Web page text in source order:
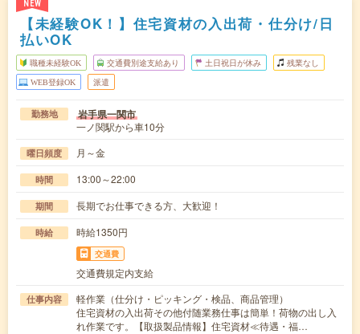
NEW
【未経験OK！】住宅資材の入出荷・仕分け/日
払いOK
職種未経験OK 交通費別途支給あり 土日祝日が休み 残業なし
WEB登録OK 派遣
勤務地 岩手県一関市
一ノ関駅から車10分
曜日頻度 月～金
時間 13:00～22:00
期間 長期でお仕事できる方、大歓迎！
時給 時給1350円
交通費
交通費規定内支給
仕事内容
軽作業（仕分け・ピッキング・検品、商品管理）
住宅資材の入出荷その他付随業務仕事は簡単！荷物の出し入
れ作業です。【取扱製品情報】住宅資材≪待遇・福…